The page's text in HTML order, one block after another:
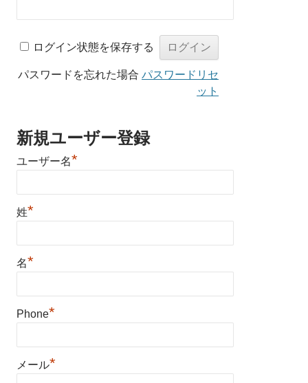
ログイン状態を保存する
パスワードを忘れた場合 パスワードリセ
ット
新規ユーザー登録
ユーザー名*
姓*
名*
Phone*
メール*